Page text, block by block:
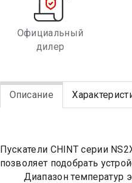
Официальный
дилер
Описание
Пускатели CHINT серии
позволяет подобрать
Диапазон температур